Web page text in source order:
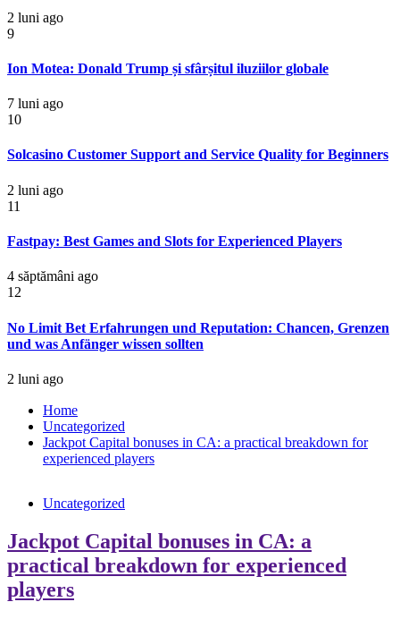
2 luni ago
9
Ion Motea: Donald Trump și sfârșitul iluziilor globale
7 luni ago
10
Solcasino Customer Support and Service Quality for Beginners
2 luni ago
11
Fastpay: Best Games and Slots for Experienced Players
4 săptămâni ago
12
No Limit Bet Erfahrungen und Reputation: Chancen, Grenzen
und was Anfänger wissen sollten
2 luni ago
Home
Uncategorized
Jackpot Capital bonuses in CA: a practical breakdown for
experienced players
Uncategorized
Jackpot Capital bonuses in CA: a
practical breakdown for experienced
players